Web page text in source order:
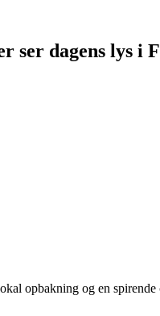
ser dagens lys i
opbakning og en